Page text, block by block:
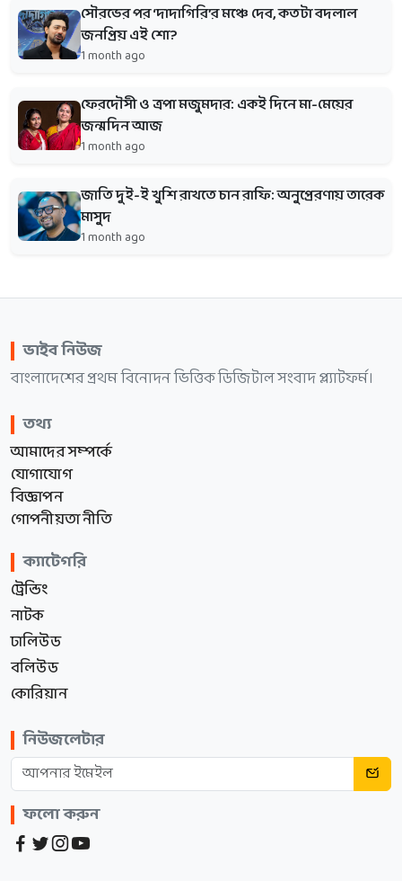
সৌরভের পর ‘দাদাগিরি’র মঞ্চে দেব, কতটা বদলাল
জনপ্রিয় এই শো?
1 month ago
ফেরদৌসী ও ত্রপা মজুমদার: একই দিনে মা-মেয়ের
জন্মদিন আজ
1 month ago
জাতি দুই-ই খুশি রাখতে চান রাফি: অনুপ্রেরণায় তারেক
মাসুদ
1 month ago
ভাইব নিউজ
বাংলাদেশের প্রথম বিনোদন ভিত্তিক ডিজিটাল সংবাদ প্ল্যাটফর্ম।
তথ্য
আমাদের সম্পর্কে
যোগাযোগ
বিজ্ঞাপন
গোপনীয়তা নীতি
ক্যাটেগরি
ট্রেন্ডিং
নাটক
ঢালিউড
বলিউড
কোরিয়ান
নিউজলেটার
ফলো করুন